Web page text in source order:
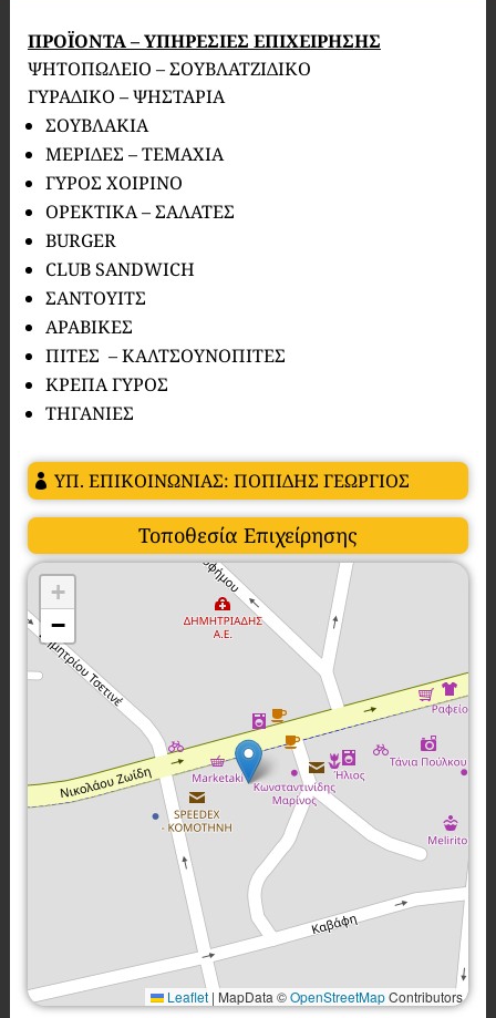
ΠΡΟΪΟΝΤΑ – ΥΠΗΡΕΣΙΕΣ ΕΠΙΧΕΙΡΗΣΗΣ
ΨΗΤΟΠΩΛΕΙΟ – ΣΟΥΒΛΑΤΖΙΔΙΚΟ
ΓΥΡΑΔΙΚΟ – ΨΗΣΤΑΡΙΑ
ΣΟΥΒΛΑΚΙΑ
ΜΕΡΙΔΕΣ – ΤΕΜΑΧΙΑ
ΓΥΡΟΣ ΧΟΙΡΙΝΟ
ΟΡΕΚΤΙΚΑ – ΣΑΛΑΤΕΣ
BURGER
CLUB SANDWICH
ΣΑΝΤΟΥΙΤΣ
ΑΡΑΒΙΚΕΣ
ΠΙΤΕΣ – ΚΑΛΤΣΟΥΝΟΠΙΤΕΣ
ΚΡΕΠΑ ΓΥΡΟΣ
ΤΗΓΑΝΙΕΣ
ΥΠ. ΕΠΙΚΟΙΝΩΝΙΑΣ: ΠΟΠΙΔΗΣ ΓΕΩΡΓΙΟΣ
Τοποθεσία Επιχείρησης
+
−
Leaflet | MapData ©OpenStreetMapContributors